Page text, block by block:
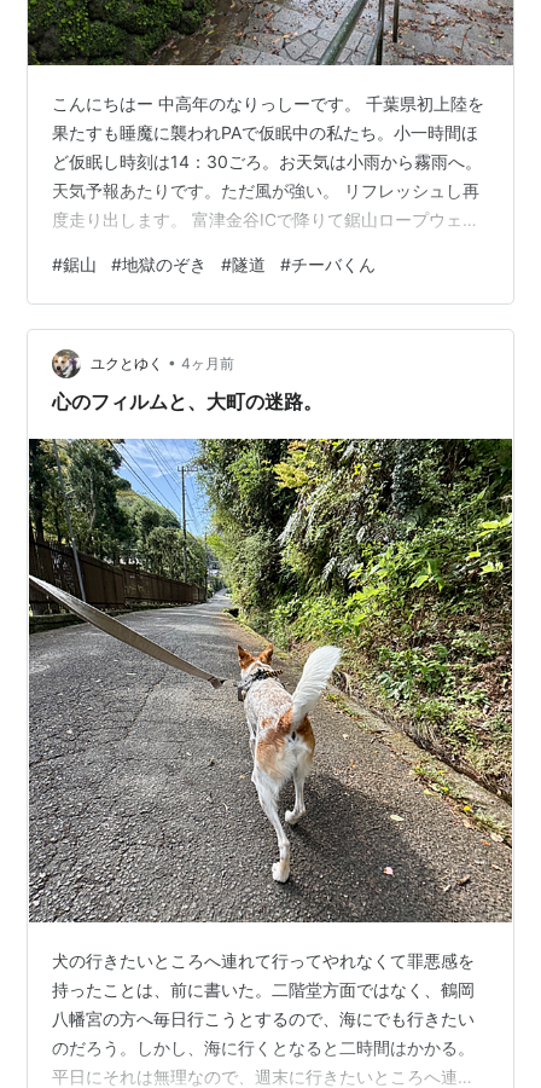
こんにちはー 中高年のなりっしーです。 千葉県初上陸を
果たすも睡魔に襲われPAで仮眠中の私たち。小一時間ほ
ど仮眠し時刻は14：30ごろ。お天気は小雨から霧雨へ。
天気予報あたりです。ただ風が強い。 リフレッシュし再
度走り出します。 富津金谷ICで降りて鋸山ロープウェー
です。でも大丈夫、この先に鋸山登山自動車道がありま
す。到着～と思いきや、荒天のため封鎖されてます。で
も大丈夫、この先に日本寺東口無料駐車場があります。
今度こそ到着～！車は３台ほど、観光バスが１台だけ。
午前中の大雨と午後の爆風で観光客はほぼいません。今
#鋸山 #地獄のぞき #隧道 #チーバくん
ユクとゆく • 4ヶ月前
心のフィルムと、大町の迷路。
犬の行きたいところへ連れて行ってやれなくて罪悪感を
持ったことは、前に書いた。二階堂方面ではなく、鶴岡
八幡宮の方へ毎日行こうとするので、海にでも行きたい
のだろう。しかし、海に行くとなると二時間はかかる。
平日にそれは無理なので、週末に行きたいところへ連れ